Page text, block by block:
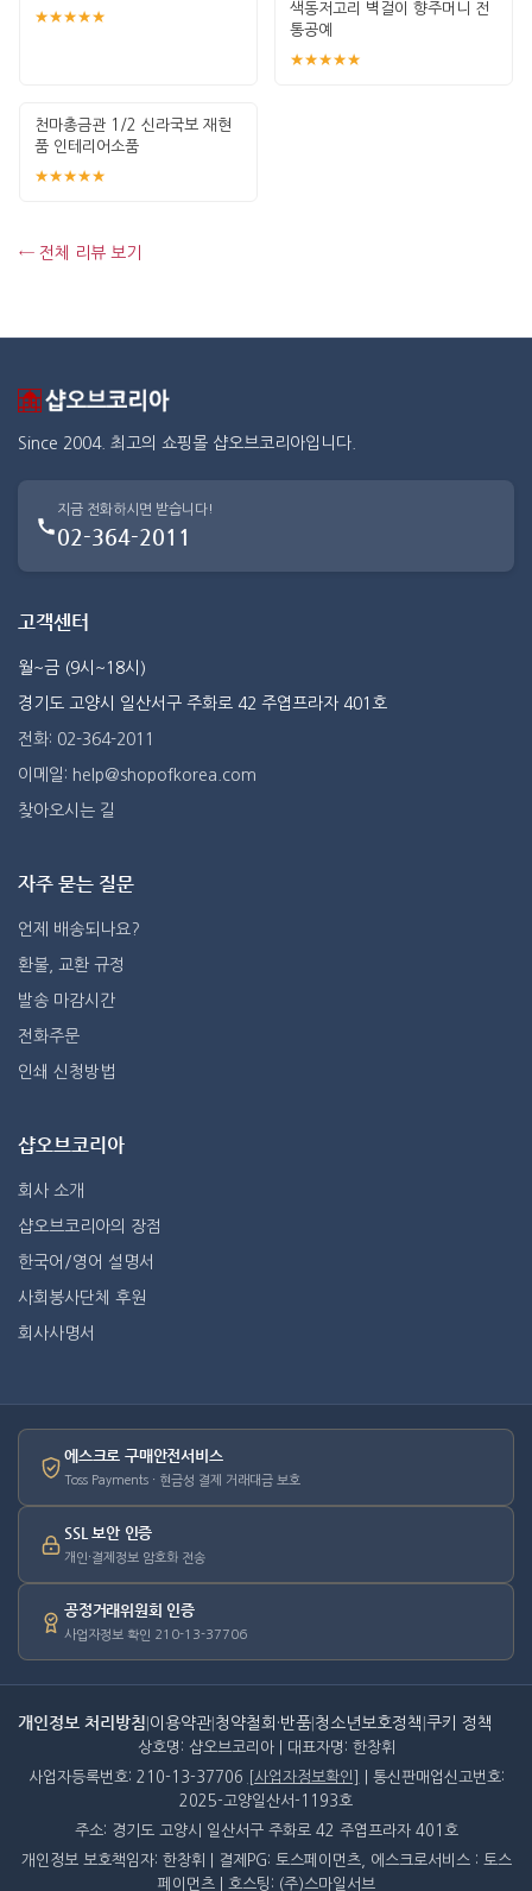
★★★★★
색동저고리 벽걸이 향주머니 전
통공예
★★★★★
천마총금관 1/2 신라국보 재현
품 인테리어소품
★★★★★
← 전체 리뷰 보기
Since 2004. 최고의 쇼핑몰 샵오브코리아입니다.
지금 전화하시면 받습니다!
02-364-2011
고객센터
월~금 (9시~18시)
경기도 고양시 일산서구 주화로 42 주엽프라자 401호
전화: 02-364-2011
이메일: help@shopofkorea.com
찾아오시는 길
자주 묻는 질문
언제 배송되나요?
환불, 교환 규정
발송 마감시간
전화주문
인쇄 신청방법
샵오브코리아
회사 소개
샵오브코리아의 장점
한국어/영어 설명서
사회봉사단체 후원
회사사명서
에스크로 구매안전서비스
Toss Payments · 현금성 결제 거래대금 보호
SSL 보안 인증
개인·결제정보 암호화 전송
공정거래위원회 인증
사업자정보 확인 210-13-37706
개인정보 처리방침 이용약관 청약철회·반품 청소년보호정책 쿠키 정책
상호명: 샵오브코리아 | 대표자명: 한창휘
사업자등록번호: 210-13-37706
[사업자정보확인]
| 통신판매업신고번호:
2025-고양일산서-1193호
주소: 경기도 고양시 일산서구 주화로 42 주엽프라자 401호
개인정보 보호책임자: 한창휘 | 결제PG: 토스페이먼츠, 에스크로서비스 : 토스
페이먼츠 | 호스팅: (주)스마일서브